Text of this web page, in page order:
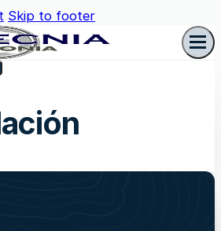
Skip to footer